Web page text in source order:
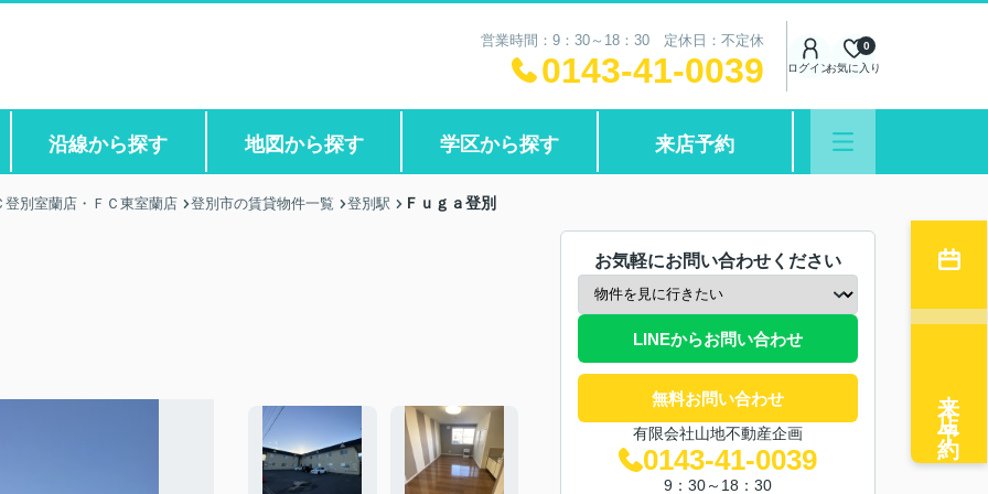
営業時間：9：30～18：30 定休日：不定休
0143-41-0039 ログインお気に入り
0
沿線から探す 地図から探す 学区から探す 来店予約
別室蘭店・ＦＣ東室蘭店 登別市の賃貸物件一覧 登別駅 Ｆｕｇａ登別
お気軽にお問い合わせください
LINEからお問い合わせ
無料お問い合わせ
有限会社山地不動産企画
0143-41-0039
9：30～18：30
来店予約